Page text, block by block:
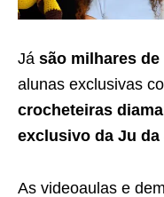
Já são milhares de
alunas exclusivas
crocheteiras
exclusivo da Ju da
As videoaulas e